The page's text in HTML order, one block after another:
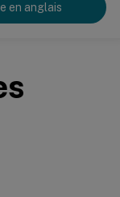
en anglais